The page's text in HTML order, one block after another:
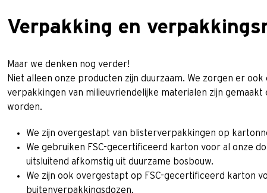
Verpakking en
Maar we denken nog verder!
Niet alleen onze producten zijn duurzaam. We zorgen er
verpakkingen van milieuvriendelijke materialen zijn gemaakt
worden.
We zijn overgestapt van blisterverpakkingen op
We gebruiken FSC-gecertificeerd karton voor al onze
uitsluitend afkomstig uit duurzame bosbouw.
We zijn ook overgestapt op FSC-gecertificeerd karton
buitenverpakkingsdozen.